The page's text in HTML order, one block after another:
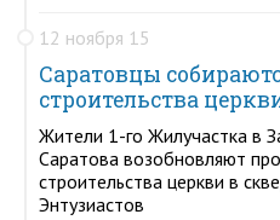
12 ноября 15
Саратовцы
строительства
Жители 1-го Жилучастка в
Саратова возобновляют
строительства церкви в
Энтузиастов